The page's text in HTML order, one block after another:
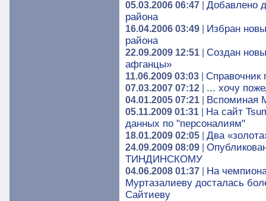
05.03.2006 06:47
Добавлено
района
16.04.2006 03:49
Избран
района
22.09.2009 12:51
Создан
афганцы»
11.06.2009 03:03 Справочник
07.03.2007 07:12 ... хочу
04.01.2005 07:21 Вспоминая
05.11.2009 01:31
На сайт
данных по "персоналиям"
18.01.2009 02:05 Два
24.09.2009 08:09
ТИНДИНСКОМУ
04.06.2008 01:37
На
Муртазалиеву досталась
Сайтиеву